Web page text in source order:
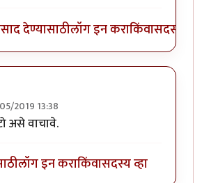
देण्यासाठीलॉग इन कराकिंवासदस्य व्हा
2019 13:38
असे वाचावे.
लॉग इन कराकिंवासदस्य व्हा